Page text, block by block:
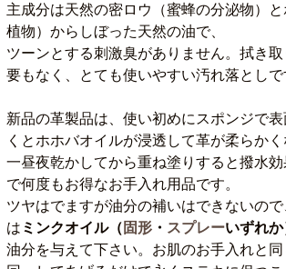
主成分は天然の密ロウ（蜜蜂の分泌物）
植物）からしぼった天然の油で、
ツーンとする刺激臭がありません。拭き
要もなく、とても使いやすい汚れ落としで
新品の革製品は、使い初めにスポンジで
くとホホバオイルが浸透して革が柔らかく
一昼夜乾かしてから重ね塗りすると撥水
で何度もお得なお手入れ用品です。
ツヤはでますが油分の補いはできないの
は ミンクオイル（ 固形 ・ スプレーいずれか
油分を与えて下さい。お肌のお手入れと同